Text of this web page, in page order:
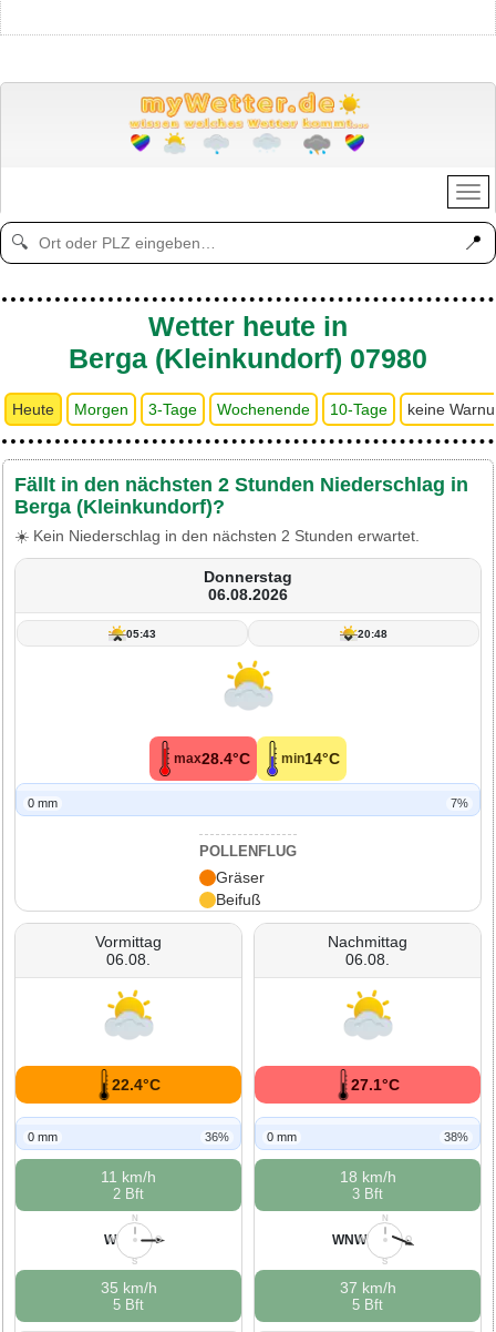
🔍 📍
Wetter heute in
Berga (Kleinkundorf) 07980
Heute Morgen 3-Tage Wochenende 10-Tage keine
Fällt in den nächsten 2 Stunden Niederschlag in
Berga (Kleinkundorf)?
☀️ Kein Niederschlag in den nächsten 2 Stunden erwartet.
Donnerstag
06.08.2026
05:43 20:48
max28.4°C min14°C
0 mm 7%
POLLENFLUG
Gräser
Beifuß
Vormittag
06.08.
22.4°C
0 mm 36%
11 km/h
2 Bft
N
O
S
W
W
35 km/h
5 Bft
Nachmittag
06.08.
27.1°C
0 mm 38%
18 km/h
3 Bft
N
O
S
W
WNW
37 km/h
5 Bft